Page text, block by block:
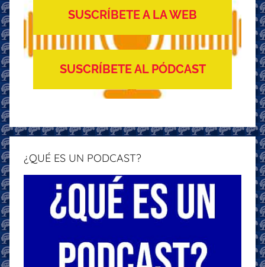
SUSCRÍBETE A LA WEB
SUSCRÍBETE AL PÓDCAST
¿QUÉ ES UN PODCAST?